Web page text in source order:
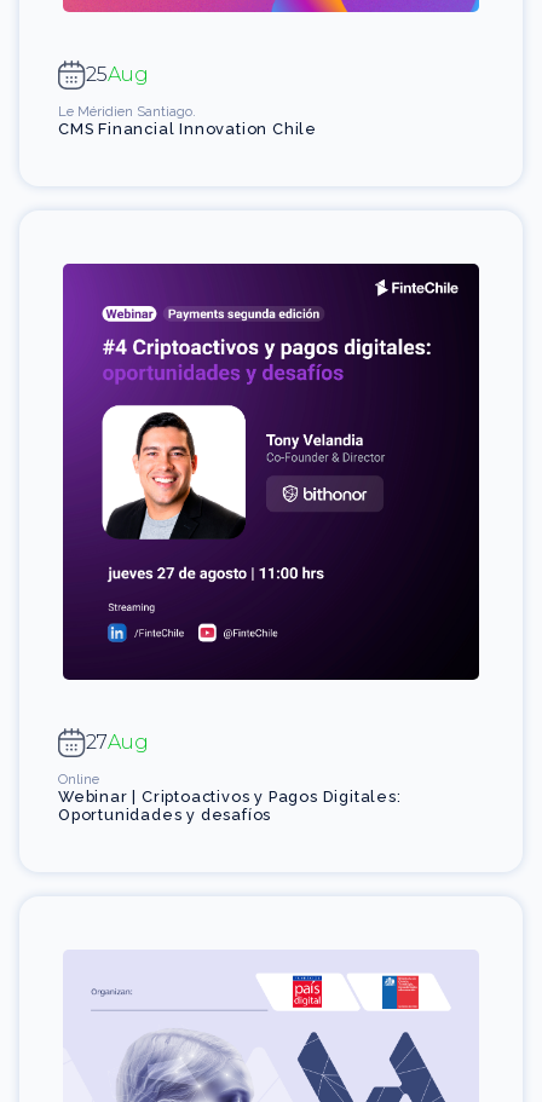
25Aug
Le Méridien Santiago.
CMS Financial Innovation Chile
27Aug
Online
Webinar | Criptoactivos y Pagos Digitales:
Oportunidades y desafíos